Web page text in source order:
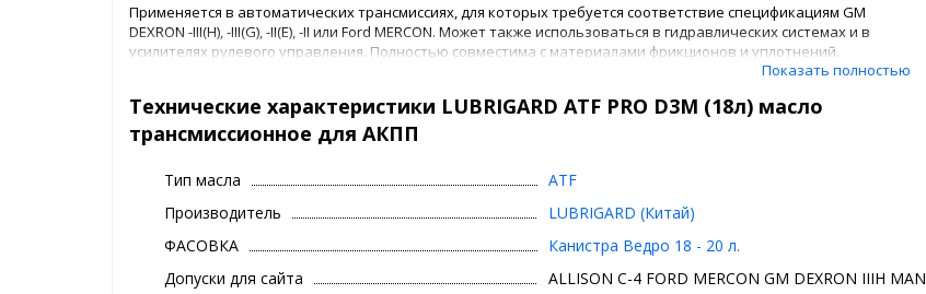
Применяется в автоматических трансмиссиях, для которых требуется соответствие спецификациям GM
DEXRON -III(H), -III(G), -II(E), -II или Ford MERCON. Может также использоваться в гидравлических системах и в
усилителях рулевого управления. Полностью совместима с материалами фрикционов и уплотнений.
добавлением улучшенного пакета присадок.
Не предназначено для использования в бесступенчатых АКПП (вариатор или CVT) и роботизированных КПП
Показать полностью
Технические характеристики LUBRIGARD ATF PRO D3M (18л) масло
трансмиссионное для АКПП
Тип масла
ATF
Производитель
LUBRIGARD (Китай)
ФАСОВКА
Канистра Ведро 18 - 20 л.
Допуски для сайта
ALLISON C-4 FORD MERCON GM DEXRON IIIH MAN